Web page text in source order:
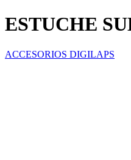
ESTUCHE
ACCESORIOS DIGILAPS